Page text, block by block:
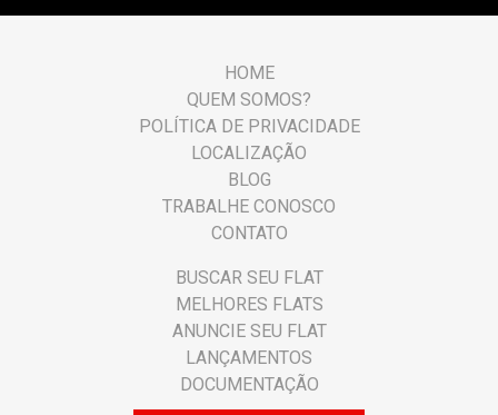
HOME
QUEM SOMOS?
POLÍTICA DE PRIVACIDADE
LOCALIZAÇÃO
BLOG
TRABALHE CONOSCO
CONTATO
BUSCAR SEU FLAT
MELHORES FLATS
ANUNCIE SEU FLAT
LANÇAMENTOS
DOCUMENTAÇÃO